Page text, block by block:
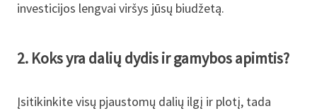
investicijos lengvai viršys jūsų biudžetą.
2. Koks yra dalių dydis ir gamybos apimtis?
Įsitikinkite visų pjaustomų dalių ilgį ir plotį, tada